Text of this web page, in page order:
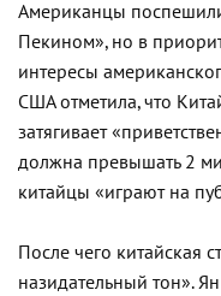
Американцы поспешили
Пекином», но в
интересы
США отметила, что
затягивает
должна превышать 2
китайцы «играют на
После чего китайская
назидательный тон».